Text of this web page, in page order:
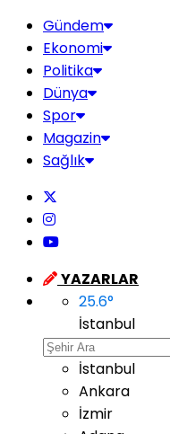
Gündem
Ekonomi
Politika
Dünya
Spor
Magazin
Sağlık
YAZARLAR
25.6°
İstanbul
İstanbul
Ankara
İzmir